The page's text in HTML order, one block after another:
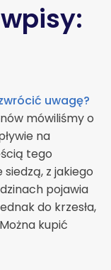
uwagę?
mówiliśmy o
na
tego
z jakiego
pojawia
do krzesła,
kupić